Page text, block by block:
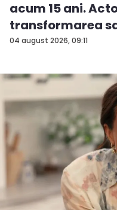
04 august 2026, 09:11
acum 15 ani.
transformarea
...